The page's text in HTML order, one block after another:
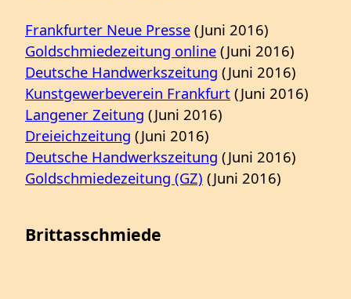
Frankfurter Neue Presse (Juni 2016)
Goldschmiedezeitung online (Juni 2016)
Deutsche Handwerkszeitung (Juni 2016)
Kunstgewerbeverein Frankfurt (Juni 2016)
Langener Zeitung (Juni 2016)
Dreieichzeitung (Juni 2016)
Deutsche Handwerkszeitung (Juni 2016)
Goldschmiedezeitung (GZ) (Juni 2016)
Brittasschmiede